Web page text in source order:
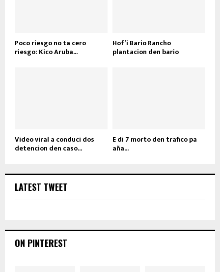
Poco riesgo no ta cero
riesgo: Kico Aruba...
Hof’i Bario Rancho
plantacion den bario
Video viral a conduci dos
detencion den caso...
E di 7 morto den trafico pa
aña...
LATEST TWEET
ON PINTEREST